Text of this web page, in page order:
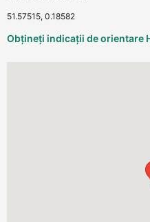
51.57515, 0.18582
Obțineți indicații de orientare